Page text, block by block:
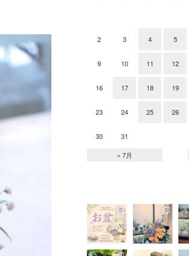
2 3 4 5
9 10 11 12
16 17 18 19
23 24 25 26
30
31
« 7月